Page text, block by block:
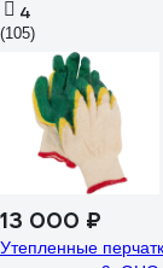
4
(105)
13 000 ₽
Утепленные